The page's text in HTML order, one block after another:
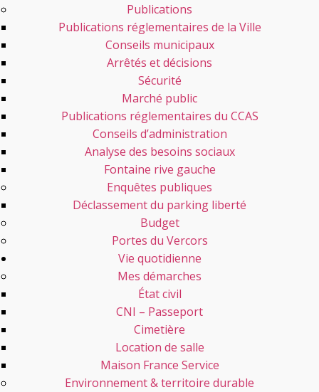
Publications
Publications réglementaires de la Ville
Conseils municipaux
Arrêtés et décisions
Sécurité
Marché public
Publications réglementaires du CCAS
Conseils d’administration
Analyse des besoins sociaux
Fontaine rive gauche
Enquêtes publiques
Déclassement du parking liberté
Budget
Portes du Vercors
Vie quotidienne
Mes démarches
État civil
CNI – Passeport
Cimetière
Location de salle
Maison France Service
Environnement & territoire durable